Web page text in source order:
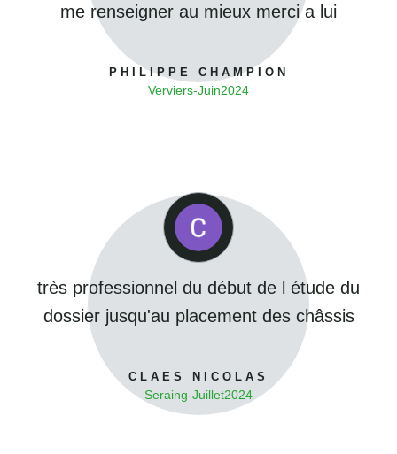
me renseigner au mieux merci a lui
PHILIPPE CHAMPION
Verviers-Juin2024
très professionnel du début de l étude du
dossier jusqu'au placement des châssis
CLAES NICOLAS
Seraing-Juillet2024